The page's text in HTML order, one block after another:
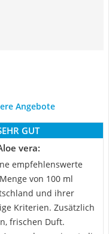
Angebote
GUT
vera:
empfehlenswerte
von 100 ml
und ihrer
Kriterien. Zusätzlich
frischen Duft.